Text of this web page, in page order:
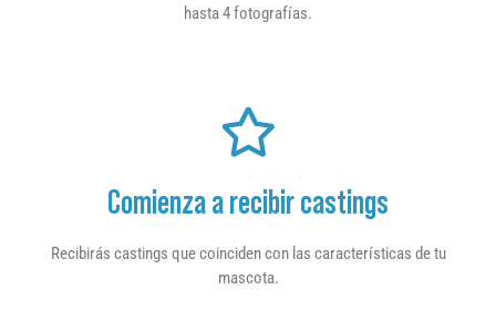
hasta 4 fotografías.
Comienza a recibir castings
Recibirás castings que coinciden con las características de tu
mascota.